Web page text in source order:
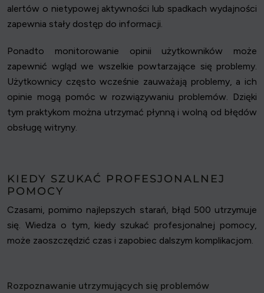
alertów o nietypowej aktywności lub spadkach wydajności
zapewnia stały dostęp do informacji.
Ponadto monitorowanie opinii użytkowników może
zapewnić wgląd we wszelkie powtarzające się problemy.
Użytkownicy często wcześnie zauważają problemy, a ich
opinie mogą pomóc w rozwiązywaniu problemów. Dzięki
tym praktykom można utrzymać płynną i wolną od błędów
obsługę witryny.
KIEDY SZUKAĆ PROFESJONALNEJ
POMOCY
Czasami, pomimo najlepszych starań, błąd 500 utrzymuje
się. Wiedza o tym, kiedy szukać profesjonalnej pomocy,
może zaoszczędzić czas i zapobiec dalszym komplikacjom.
Rozpoznawanie utrzymujących się problemów